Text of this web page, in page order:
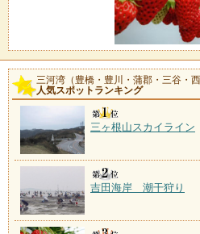
三河湾（豊橋・豊川・蒲郡・三谷・西
人気スポットランキング
三ヶ根山スカイライン
吉田海岸 潮干狩り